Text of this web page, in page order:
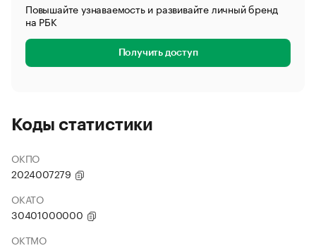
Повышайте узнаваемость и развивайте личный бренд
на РБК
Получить доступ
Коды статистики
ОКПО
2024007279
ОКАТО
30401000000
ОКТМО